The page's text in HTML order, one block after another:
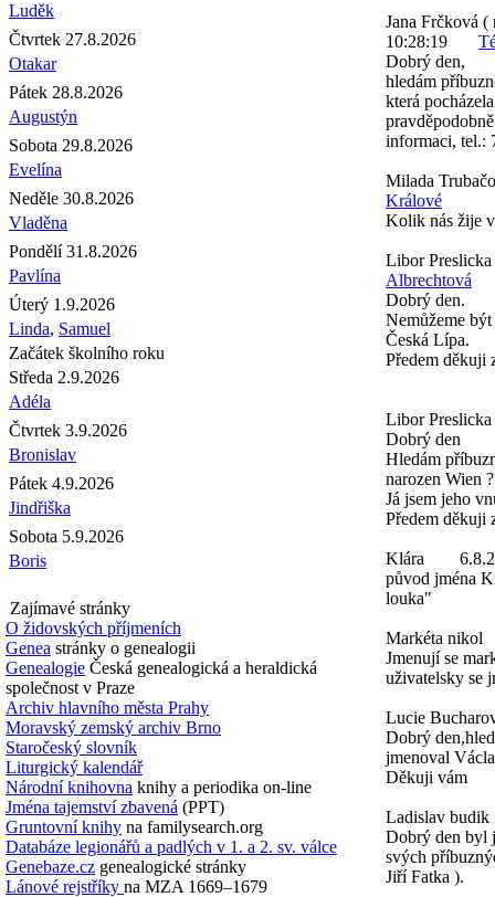
Luděk
Čtvrtek 27.8.2026
Otakar
Pátek 28.8.2026
Augustýn
Sobota 29.8.2026
Evelína
Neděle 30.8.2026
Vladěna
Pondělí 31.8.2026
Pavlína
Úterý 1.9.2026
Linda, Samuel
Začátek školního roku
Středa 2.9.2026
Adéla
Čtvrtek 3.9.2026
Bronislav
Pátek 4.9.2026
Jindřiška
Sobota 5.9.2026
Boris
Zajímavé stránky
O židovských příjmeních
Genea stránky o genealogii
Genealogie Česká genealogická a heraldická
společnost v Praze
Archiv hlavního města Prahy
Moravský zemský archiv Brno
Staročeský slovník
Liturgický kalendář
Národní knihovna knihy a periodika on-line
Jména tajemství zbavená (PPT)
Gruntovní knihy na familysearch.org
Databáze legionářů a padlých v 1. a 2. sv. válce
Genebaze.cz genealogické stránky
Lánové rejstříky na MZA 1669–1679
Jana Frčková (
10:28:19
Dobrý den,
hledám
která
informaci, tel.:
Milada
Králové
Kolik nás žije
Libor Preslicka
Albrechtová
Dobrý den.
Nemůžeme
Česká Lípa.
Předem děkuji
Libor Preslicka
Dobrý den
Hledám
narozen Wien
Já jsem jeho
Předem děkuji
Klára
původ jména
louka"
Markéta nikol
Jmenují se
uživatelsky se
Lucie
Dobrý
jmenoval
Děkuji vám
Ladislav budik
Dobrý den byl
svých
Jiří Fatka ).